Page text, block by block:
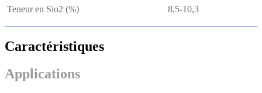
Teneur en Sio2 (%) 8,5-10,3
Caractéristiques
Applications